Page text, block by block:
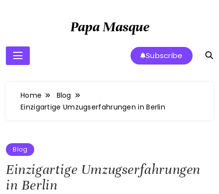
Papa Masque
Subscribe
Home
Blog
Einzigartige Umzugserfahrungen in Berlin
Blog
Einzigartige Umzugserfahrungen
in Berlin